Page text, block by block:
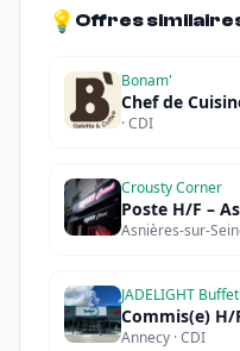
💡 Offres
Bonam'
Chef de
· CDI
Crousty Corner
Poste H/F –
Asnières-sur-
JADELIGHT Buffet
Commis(e) H/
Annecy · CDI